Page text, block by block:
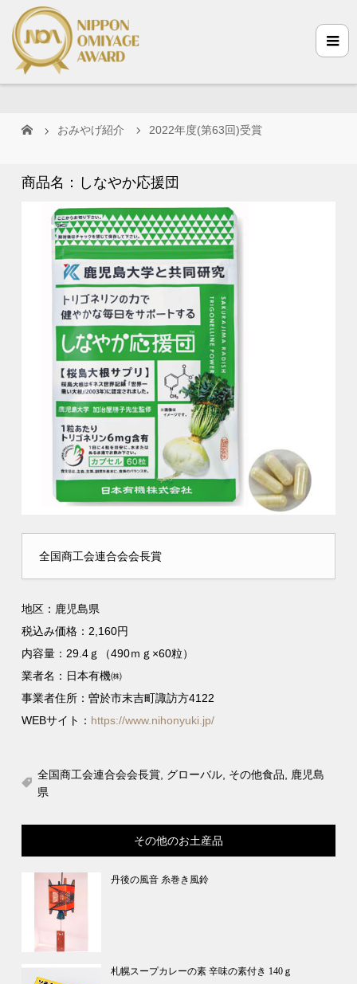
おみやげ紹介 2022年度(第63回)受賞
商品名：しなやか応援団
全国商工会連合会会長賞
地区：鹿児島県
税込み価格：2,160円
内容量：29.4ｇ（490ｍｇ×60粒）
業者名：日本有機㈱
事業者住所：曽於市末吉町諏訪方4122
WEBサイト： https://www.nihonyuki.jp/
全国商工会連合会会長賞, グローバル, その他食品, 鹿児島
県
その他のお土産品
丹後の風音 糸巻き風鈴
札幌スープカレーの素 辛味の素付き 140ｇ